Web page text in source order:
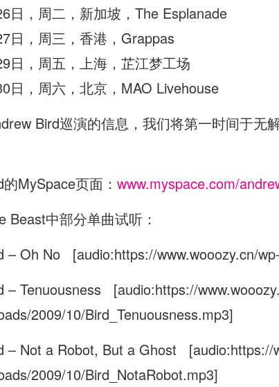
日，周二，新加坡，The Esplanade
日，周三，香港，Grappas
日，周五，上海，芷江梦工场
日，周六，北京，MAO Livehouse
Bird巡演的信息，我们将第一时间于无
MySpace页面： www.myspace.com/
Beast中部分单曲试听：
– Oh No [audio:https://www.wooozy.cn/
– Tenuousness [audio:https://
2009/10/Bird_Tenuousness.mp3]
– Not a Robot, But a Ghost [audio:https://
2009/10/Bird_NotaRobot.mp3]